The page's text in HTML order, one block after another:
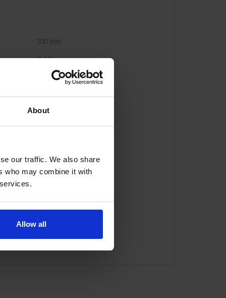
About
our traffic. We also share
who may combine it with
Allow all
100 mm
Ø 173 mm